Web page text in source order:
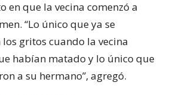
en que la vecina comenzó a
“Lo único que ya se
gritos cuando la vecina
habían matado y lo único que
a su hermano”, agregó.